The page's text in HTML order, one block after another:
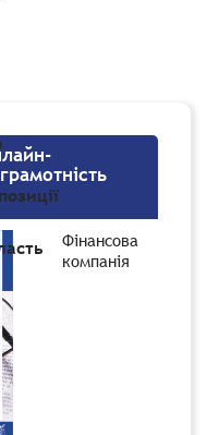
зустрічі, конференції
Фінансова
компанія